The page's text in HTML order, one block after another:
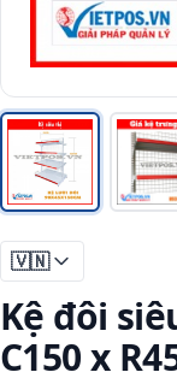
🇻🇳
Kệ đôi
C150 x